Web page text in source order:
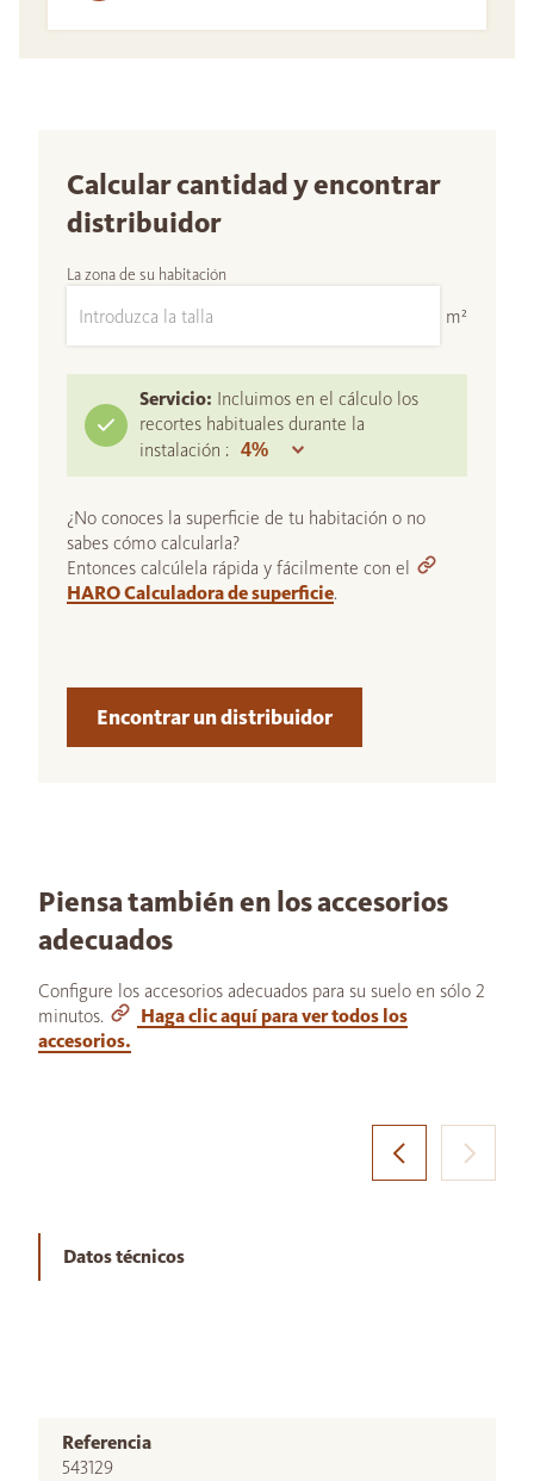
Calcular cantidad y encontrar
distribuidor
La zona de su habitación
m²
Servicio: Incluimos en el cálculo los
recortes habituales durante la
instalación :
¿No conoces la superficie de tu habitación o no
sabes cómo calcularla?
Entonces calcúlela rápida y fácilmente con el
HARO Calculadora de superficie.
Encontrar un distribuidor
Piensa también en los accesorios
adecuados
Configure los accesorios adecuados para su suelo en sólo 2
minutos.
Haga clic aquí para ver todos los
accesorios.
Datos técnicos
Referencia
543129